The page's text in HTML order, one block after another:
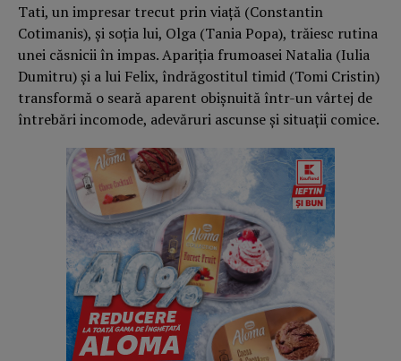
Tati, un impresar trecut prin viață (Constantin
Cotimanis), și soția lui, Olga (Tania Popa), trăiesc rutina
unei căsnicii în impas. Apariția frumoasei Natalia (Iulia
Dumitru) și a lui Felix, îndrăgostitul timid (Tomi Cristin)
transformă o seară aparent obișnuită într-un vârtej de
întrebări incomode, adevăruri ascunse și situații comice.